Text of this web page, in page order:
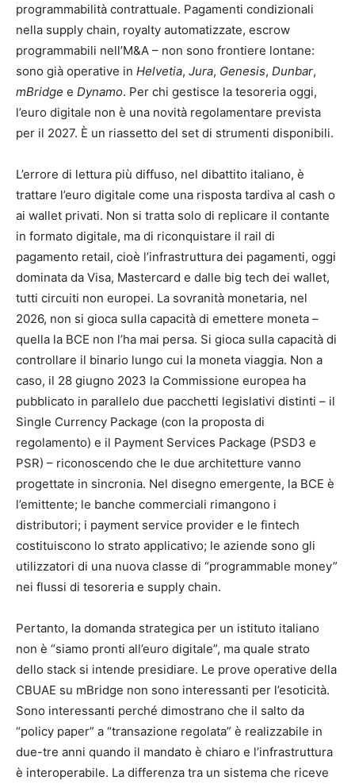
programmabilità contrattuale. Pagamenti condizionali
nella supply chain, royalty automatizzate, escrow
programmabili nell’M&A – non sono frontiere lontane:
sono già operative in Helvetia, Jura, Genesis, Dunbar,
mBridge e Dynamo. Per chi gestisce la tesoreria oggi,
l’euro digitale non è una novità regolamentare prevista
per il 2027. È un riassetto del set di strumenti disponibili.
L’errore di lettura più diffuso, nel dibattito italiano, è
trattare l’euro digitale come una risposta tardiva al cash o
ai wallet privati. Non si tratta solo di replicare il contante
in formato digitale, ma di riconquistare il rail di
pagamento retail, cioè l’infrastruttura dei pagamenti, oggi
dominata da Visa, Mastercard e dalle big tech dei wallet,
tutti circuiti non europei. La sovranità monetaria, nel
2026, non si gioca sulla capacità di emettere moneta –
quella la BCE non l’ha mai persa. Si gioca sulla capacità di
controllare il binario lungo cui la moneta viaggia. Non a
caso, il 28 giugno 2023 la Commissione europea ha
pubblicato in parallelo due pacchetti legislativi distinti – il
Single Currency Package (con la proposta di
regolamento) e il Payment Services Package (PSD3 e
PSR) – riconoscendo che le due architetture vanno
progettate in sincronia. Nel disegno emergente, la BCE è
l’emittente; le banche commerciali rimangono i
distributori; i payment service provider e le fintech
costituiscono lo strato applicativo; le aziende sono gli
utilizzatori di una nuova classe di “programmable money”
nei flussi di tesoreria e supply chain.
Pertanto, la domanda strategica per un istituto italiano
non è “siamo pronti all’euro digitale”, ma quale strato
dello stack si intende presidiare. Le prove operative della
CBUAE su mBridge non sono interessanti per l’esoticità.
Sono interessanti perché dimostrano che il salto da
“policy paper” a “transazione regolata” è realizzabile in
due-tre anni quando il mandato è chiaro e l’infrastruttura
è interoperabile. La differenza tra un sistema che riceve